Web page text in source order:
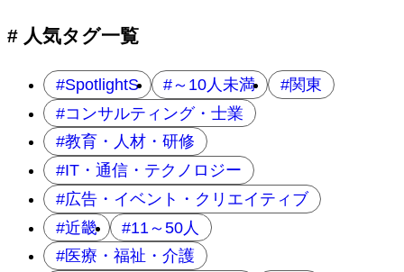
# 人気タグ一覧
SpotlightS ～10人未満
関東
コンサルティング・士業
教育・人材・研修
IT・通信・テクノロジー
広告・イベント・クリエイティブ
近畿
11～50人
医療・福祉・介護